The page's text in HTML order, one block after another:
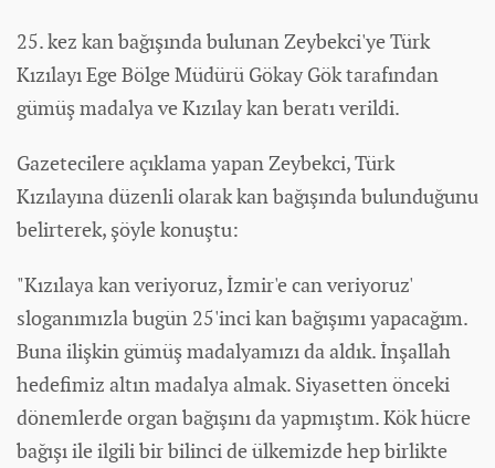
25. kez kan bağışında bulunan Zeybekci'ye Türk
Kızılayı Ege Bölge Müdürü Gökay Gök tarafından
gümüş madalya ve Kızılay kan beratı verildi.
Gazetecilere açıklama yapan Zeybekci, Türk
Kızılayına düzenli olarak kan bağışında bulunduğunu
belirterek, şöyle konuştu:
"Kızılaya kan veriyoruz, İzmir'e can veriyoruz'
sloganımızla bugün 25'inci kan bağışımı yapacağım.
Buna ilişkin gümüş madalyamızı da aldık. İnşallah
hedefimiz altın madalya almak. Siyasetten önceki
dönemlerde organ bağışını da yapmıştım. Kök hücre
bağışı ile ilgili bir bilinci de ülkemizde hep birlikte